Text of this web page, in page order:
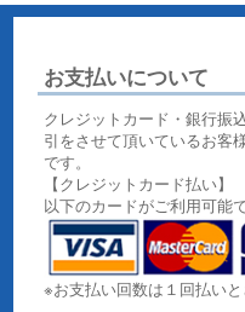
お支払いについて
クレジットカード・銀行振
引をさせて頂いているお客
です。
【クレジットカード払い】
以下のカードがご利用可能で
※お支払い回数は１回払いと